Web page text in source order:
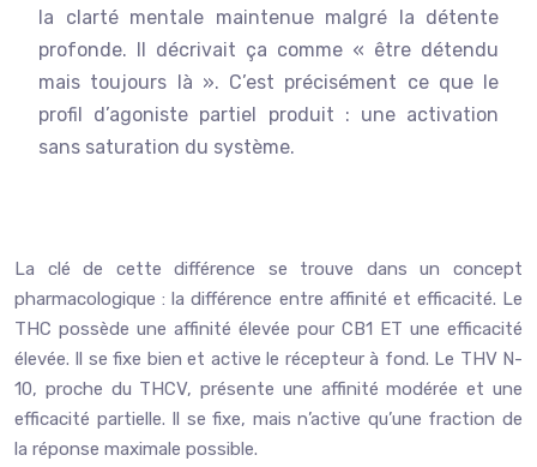
la clarté mentale maintenue malgré la détente
profonde. Il décrivait ça comme « être détendu
mais toujours là ». C’est précisément ce que le
profil d’agoniste partiel produit : une activation
sans saturation du système.
La clé de cette différence se trouve dans un concept
pharmacologique : la différence entre affinité et efficacité. Le
THC possède une affinité élevée pour CB1 ET une efficacité
élevée. Il se fixe bien et active le récepteur à fond. Le THV N-
10, proche du THCV, présente une affinité modérée et une
efficacité partielle. Il se fixe, mais n’active qu’une fraction de
la réponse maximale possible.